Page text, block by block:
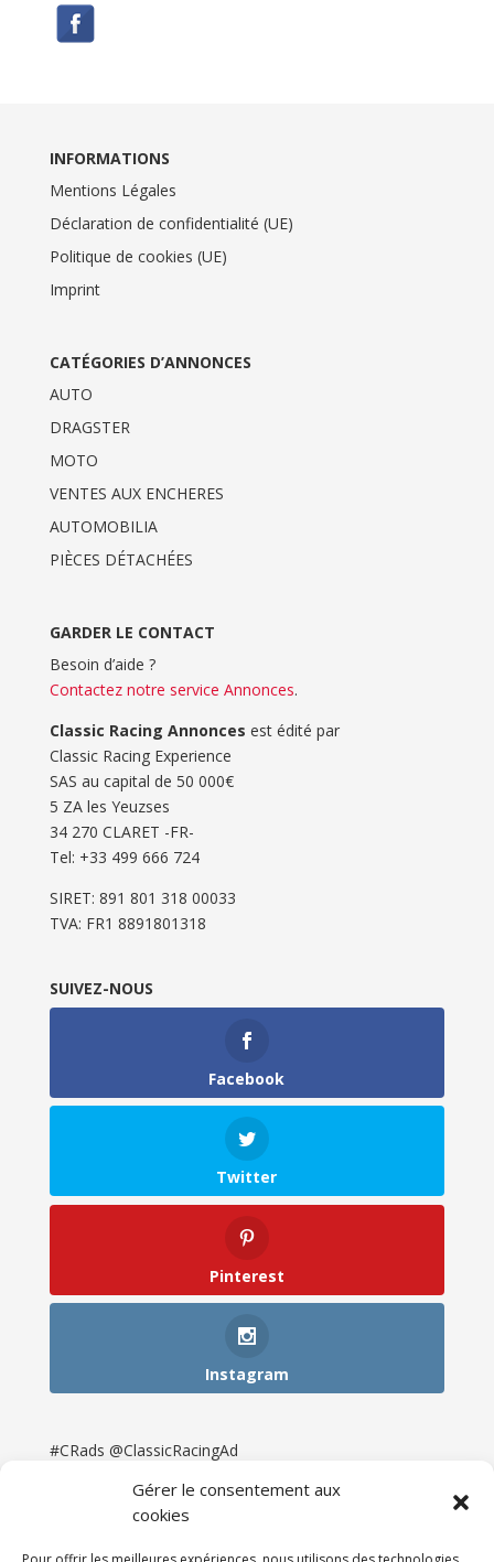
Gérer le consentement aux
cookies
INFORMATIONS
Mentions Légales
Déclaration de confidentialité (UE)
Politique de cookies (UE)
Imprint
CATÉGORIES D’ANNONCES
AUTO
DRAGSTER
MOTO
VENTES AUX ENCHERES
AUTOMOBILIA
PIÈCES DÉTACHÉES
GARDER LE CONTACT
Besoin d’aide ?
Contactez notre service Annonces.
Classic Racing Annonces est édité par
Classic Racing Experience
SAS au capital de 50 000€
5 ZA les Yeuzses
34 270 CLARET -FR-
Tel: ‭+33 499 666 724‬
SIRET: 891 801 318 00033
TVA: FR1 8891801318
SUIVEZ-NOUS
Facebook
Twitter
Pinterest
Instagram
#CRads @ClassicRacingAd